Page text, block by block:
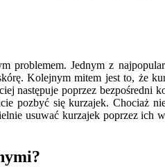
problemem. Jednym z
Kolejnym mitem jest to, że
następuje poprzez bezpośredni
pozbyć się kurzajek. Chociaż
usuwać kurzajek poprzez